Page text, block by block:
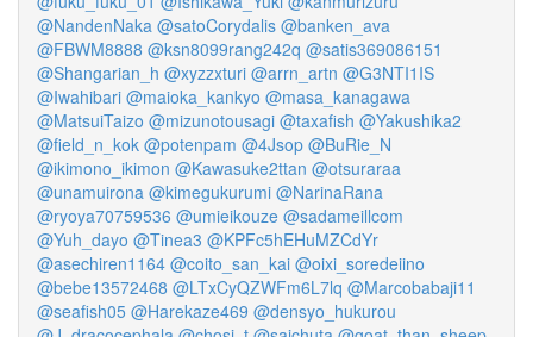
@NandenNaka @satoCorydalis @banken_ava
@FBWM8888 @ksn8099rang242q @satis369086151
@Shangarian_h @xyzzxturi @arrn_artn @G3NTI1IS
@Iwahibari @maioka_kankyo @masa_kanagawa
@MatsuiTaizo @mizunotousagi @taxafish @Yakushika2
@field_n_kok @potenpam @4Jsop @BuRie_N
@ikimono_ikimon @Kawasuke2ttan @otsuraraa
@unamuirona @kimegukurumi @NarinaRana
@ryoya70759536 @umieikouze @sadameillcom
@Yuh_dayo @Tinea3 @KPFc5hEHuMZCdYr
@asechiren1164 @coito_san_kai @oixi_soredeiino
@bebe13572468 @LTxCyQZWFm6L7lq @Marcobabaji11
@seafish05 @Harekaze469 @densyo_hukurou